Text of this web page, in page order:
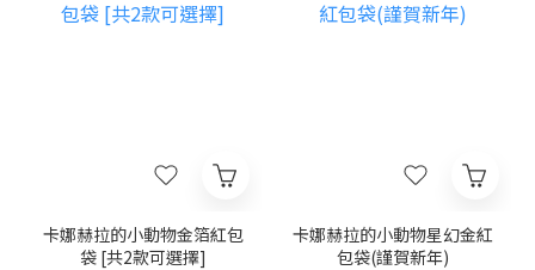
卡娜赫拉的小動物金箔紅包
袋 [共2款可選擇]
卡娜赫拉的小動物星幻金紅
包袋(謹賀新年)